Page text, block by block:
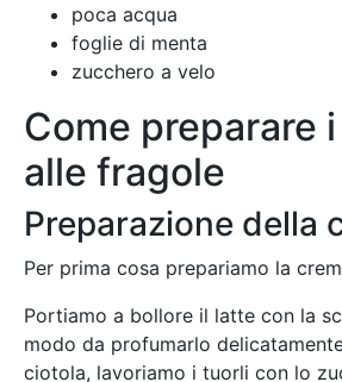
poca acqua
foglie di menta
zucchero a velo
Come preparare
alle fragole
Preparazione della
Per prima cosa prepariamo la
Portiamo a bollore il latte con la
modo da profumarlo
ciotola, lavoriamo i tuorli con lo